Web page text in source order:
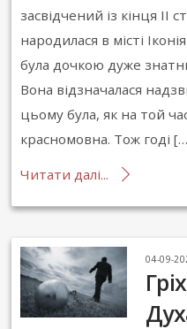
засвідчений із кінця ІІ
народилася в місті
була дочкою дуже
Вона відзначалася
цьому була, як на той
красномовна. Тож годі
Читати далі...
04-09-